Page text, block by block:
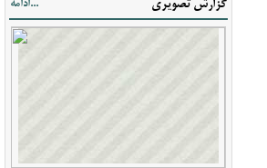
گزارش تصویری ...ادامه